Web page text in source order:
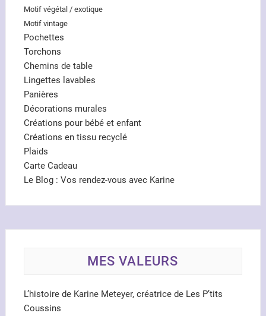
Motif végétal / exotique
Motif vintage
Pochettes
Torchons
Chemins de table
Lingettes lavables
Panières
Décorations murales
Créations pour bébé et enfant
Créations en tissu recyclé
Plaids
Carte Cadeau
Le Blog : Vos rendez-vous avec Karine
MES VALEURS
L’histoire de Karine Meteyer, créatrice de Les P’tits
Coussins